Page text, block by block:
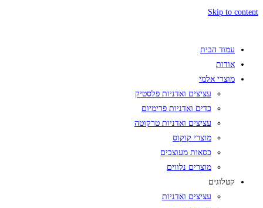
Skip to content
עמוד הבית
אודות
מוצרי אלמי
עציצים ואדניות פלסטיק
כדים ואדניות פרימיום
עציצים ואדניות טרקוטה
מוצרי קוקוס
כסאות מעוצבים
מוצרים נלווים
קטלוגים
עציצים ואדניות